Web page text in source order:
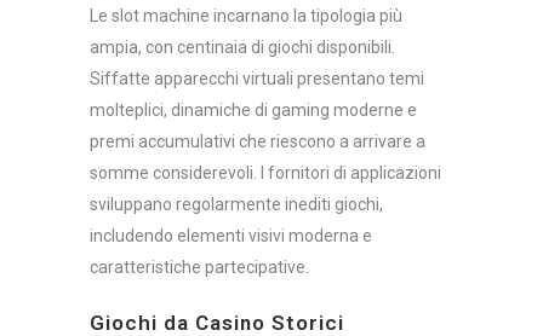
Le slot machine incarnano la tipologia più
ampia, con centinaia di giochi disponibili.
Siffatte apparecchi virtuali presentano temi
molteplici, dinamiche di gaming moderne e
premi accumulativi che riescono a arrivare a
somme considerevoli. I fornitori di applicazioni
sviluppano regolarmente inediti giochi,
includendo elementi visivi moderna e
caratteristiche partecipative.
Giochi da Casino Storici